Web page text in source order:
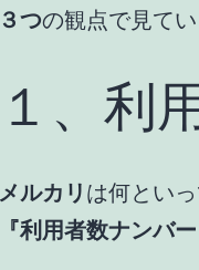
３つの観点で見てい
１、利
メルカリ は何とい
『利用者数ナンバー